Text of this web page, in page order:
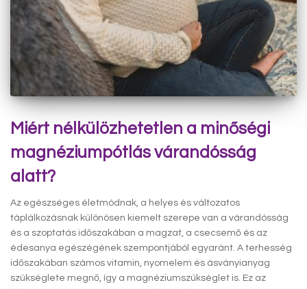
Miért nélkülözhetetlen a minőségi
magnéziumpótlás várandósság
alatt?
Az egészséges életmódnak, a helyes és változatos
táplálkozásnak különösen kiemelt szerepe van a várandósság
és a szoptatás időszakában a magzat, a csecsemő és az
édesanya egészégének szempontjából egyaránt. A terhesség
időszakában számos vitamin, nyomelem és ásványianyag
szükséglete megnő, így a magnéziumszükséglet is. Ez az